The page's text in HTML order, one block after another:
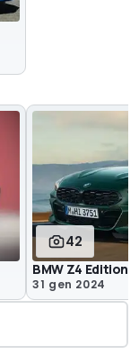
42
BMW Z4 Edition
31 gen 2024